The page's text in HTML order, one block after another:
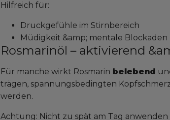
Hilfreich für:
Druckgefühle im Stirnbereich
Müdigkeit &amp; mentale Blockaden
Rosmarinöl – aktivierend
Für manche wirkt Rosmarin belebend
trägen, spannungsbedingten
werden.
Achtung: Nicht zu spät am Tag